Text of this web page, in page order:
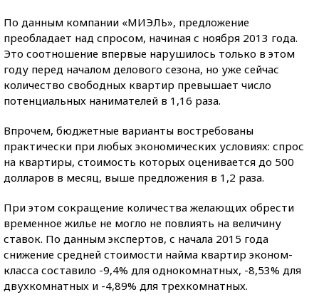
По данным компании «МИЭЛЬ», предложение
преобладает над спросом, начиная с ноября 2013 года.
Это соотношение впервые нарушилось только в этом
году перед началом делового сезона, но уже сейчас
количество свободных квартир превышает число
потенциальных нанимателей в 1,16 раза.
Впрочем, бюджетные варианты востребованы
практически при любых экономических условиях: спрос
на квартиры, стоимость которых оценивается до 500
долларов в месяц, выше предложения в 1,2 раза.
При этом сокращение количества желающих обрести
временное жилье не могло не повлиять на величину
ставок. По данным экспертов, с начала 2015 года
снижение средней стоимости найма квартир эконом-
класса составило -9,4% для однокомнатных, -8,53% для
двухкомнатных и -4,89% для трехкомнатных.